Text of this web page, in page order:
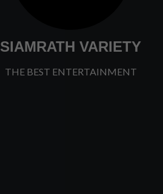
SIAMRATH VARIETY
THE BEST ENTERTAINMENT